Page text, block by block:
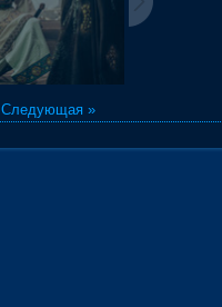
Следующая »